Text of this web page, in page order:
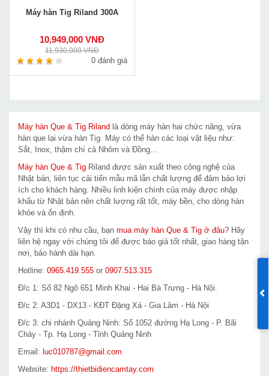
Máy hàn Tig Riland 300A
10,949,000 VNĐ
11,930,000 VNĐ
0 đánh giá
Máy hàn Que & Tig Riland là dòng máy hàn hai chức năng, vừa
hàn que lại vừa hàn Tig. Máy có thể hàn các loại vật liệu như:
Sắt, Inox, thậm chí cả Nhôm và Đồng...
Máy hàn Que & Tig Riland được sản xuất theo công nghệ của
Nhật bản, liên tục cải tiến mẫu mã lẫn chất lượng để đảm bảo lợi
ích cho khách hàng. Nhiều linh kiện chính của máy được nhập
khẩu từ Nhật bản nên chất lượng rất tốt, máy bền, cho dòng hàn
khỏe và ổn định.
Vậy thì khi có nhu cầu, bạn mua máy hàn Que & Tig ở đâu? Hãy
liên hệ ngay với chúng tôi để được báo giá tốt nhất, giao hàng tận
nơi, bảo hành dài hạn.
Hotline: 0965.419.555 or 0907.513.315
Đ/c 1: Số 82 Ngõ 651 Minh Khai - Hai Bà Trưng - Hà Nội.
Đ/c 2: A3D1 - DX13 - KĐT Đặng Xá - Gia Lâm - Hà Nội
Đ/c 3: chi nhánh Quảng Ninh: Số 1052 đường Hạ Long - P. Bãi
Cháy - Tp. Hạ Long - Tỉnh Quảng Ninh
Email: luc010787@gmail.com
Website: https://thietbidiencamtay.com